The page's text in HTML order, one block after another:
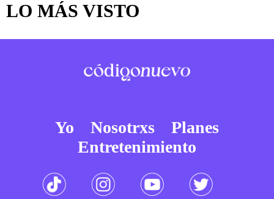
LO MÁS VISTO
Yo Nosotrxs
Planes
Entretenimiento